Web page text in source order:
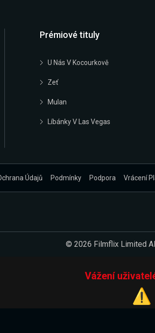
Prémiové tituly
U Nás V Kocourkově
Zeť
Mulan
Líbánky V Las Vegas
Údajů Podmínky Podpora Vrácení
© 2026 Filmflix Limited
Vážení
⚠️